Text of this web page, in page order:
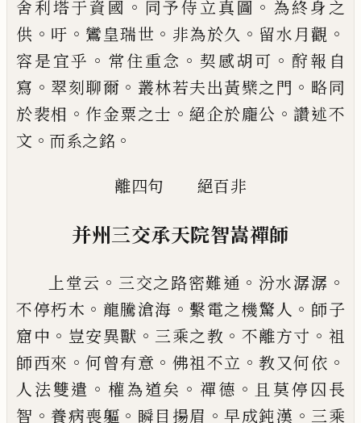
舍利塔于資國 。 同予侍立真圖 。 為終身之
供 。 吁 。 鸞皇瑞世 。 非為於久 。 留水月觀 。
容是宜乎 。 常住重念 。 契感胡可 。 酧報自
寫 。 翠刻聊爾 。 叢林若夫出黃檗之門 。 略同
於裴相 。 作金粟之士 。絕企於龐公 。讚述不
文 。 而系之銘 。
離四句 絕百非
并州三交承天院智嵩禪師
上堂云 。 三交之路密難通 。 汾水潺潺 。
不停朽木 。 龍騰滄海 。繫電之機驚人 。 師子
窟中 。 豈安異獸 。 三乘之教 。 不離方寸 。 祖
師西來 。何曾有意 。 佛祖不立 。教又何依 。
人法雙遣 。 權為道矣 。 禪德 。 且莫停囚長
智 。養病喪軀 。 瞬目揚眉 。早成鈍漢 。 三乘